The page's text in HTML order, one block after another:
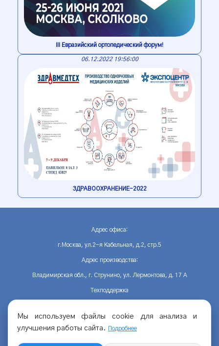
III Евразийский ортопедический форум!
06.12.2022 19:56:00
ЗДРАВООХРАНЕНИЕ-2022
Адрес офиса:
г.Москва, ул.2-я Кабельная, д.2, стр.5
Адрес производства:
Владимирская обл., г. Струнино, ул. Лермонтова, д. 17 А
Техподдержка
Email: info@zmt-m.ru
Мы используем файлы cookie для анализа и
улучшения работы сайта.
Подробнее